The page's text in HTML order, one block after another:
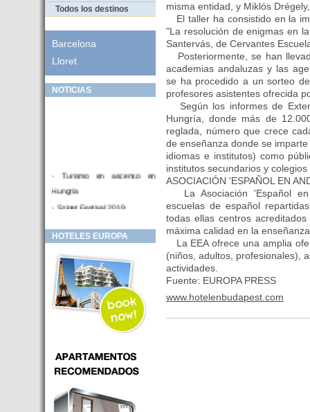
Todos los destinos
Barcelona
Lloret
NOTICIAS
- Turismo en ascenso en
Hungria
- Sziget Festival 2019
Hotel en venta en zona PRIME
- Inversor para hotel
- Hotel en venta Budapest
- Budapest y Cracovia, las
ciudades de moda en 2018
- Inaugurado en BUDAPEST el
puede ser controlado por
Smarthfones de sus clientes
- HOTEL Moments Budapest,
éste sí es un ‘gran hotel
HOTELES EUROPA
misma entidad, y Miklós
El taller ha consistido en la
"La resolución de enigmas en
Santervás, de Cervantes
Posteriormente, se han
academias andaluzas y las
se ha procedido a un sorteo
profesores asistentes ofrecida
Según los informes de
Hungría, donde más de
reglada, número que crece
de enseñanza donde se
idiomas e institutos) como
institutos secundarios y
ASOCIACIÓN 'ESPAÑOL EN
La Asociación 'Español en
escuelas de español
todas ellas centros
máxima calidad en la
La EEA ofrece una amplia
(niños, adultos, profesionales),
actividades.
Fuente: EUROPA PRESS
www.hotelenbudapest.com